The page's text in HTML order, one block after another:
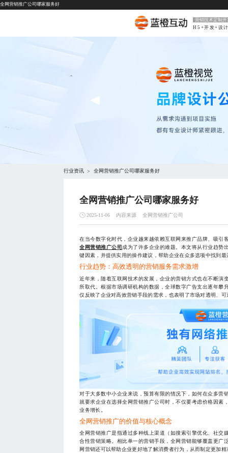
全网营销推广公司哪家服务好
营销技术定制开
H5+开发+设
行业资讯 > 全网营销推广公司哪家服务好
全网营销推广公司哪家服务好
2025-11-06 内容来源 全网营销推广公司
在当今数字化时代，企业越来越依赖互联网来推广品牌、吸引
全网营销推广公司 成为了许多企业的难题。本文将从行业趋势
键因素，并提供实用的操作建议，帮助企业在众多选项中找到
行业趋势：高效透明的营销服务需求激增
近年来，随着互联网技术的发展，企业的营销方式也在不断演
所取代。根据市场调研机构的数据，全球数字广告支出逐年攀
仅反映了企业对高效营销手段的需求，也表明了市场对透明、
对于大多数中小企业来说，预算有限的情况下，如何在众多营
就要求企业在选择全网营销推广公司时，不仅要考虑价格因素
业务增长。
全网营销推广的价值与核心概念
全网营销推广是指通过多种线上渠道（如搜索引擎优化、社交
合性营销策略。相比单一的营销手段，全网营销能够覆盖更广
网营销还可以帮助企业更好地了解消费者行为，从而制定更加